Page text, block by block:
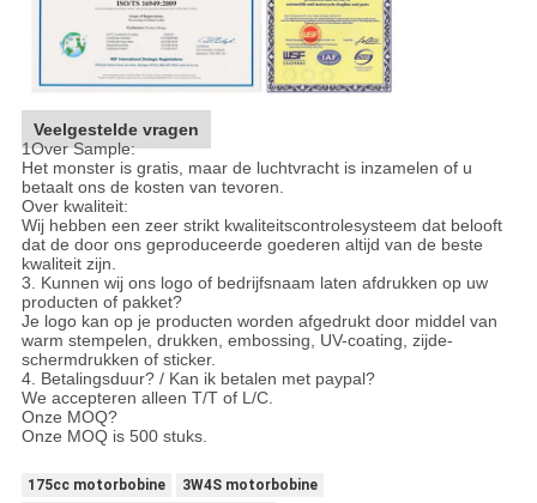
Veelgestelde vragen
1Over Sample:
Het monster is gratis, maar de luchtvracht is inzamelen of u
betaalt ons de kosten van tevoren.
Over kwaliteit:
Wij hebben een zeer strikt kwaliteitscontrolesysteem dat belooft
dat de door ons geproduceerde goederen altijd van de beste
kwaliteit zijn.
3. Kunnen wij ons logo of bedrijfsnaam laten afdrukken op uw
producten of pakket?
Je logo kan op je producten worden afgedrukt door middel van
warm stempelen, drukken, embossing, UV-coating, zijde-
schermdrukken of sticker.
4. Betalingsduur? / Kan ik betalen met paypal?
We accepteren alleen T/T of L/C.
Onze MOQ?
Onze MOQ is 500 stuks.
175cc motorbobine
3W4S motorbobine